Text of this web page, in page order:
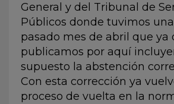
General y del Tribunal de
Públicos donde tuvimos una
pasado mes de abril que ya
publicamos por aquí
supuesto la abstención
Con esta corrección ya
proceso de vuelta en la